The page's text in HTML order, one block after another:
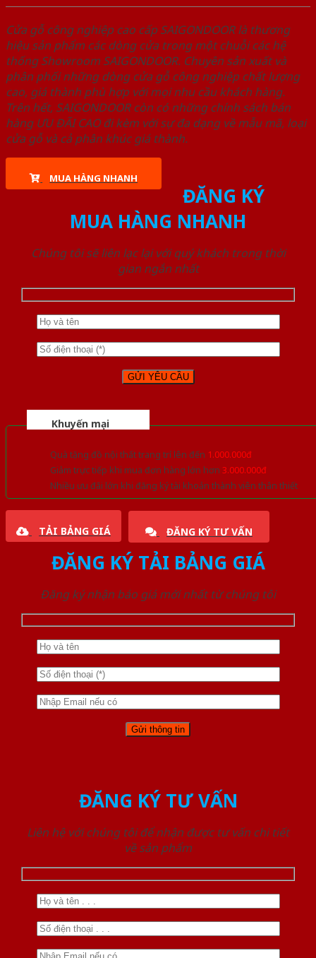
Cửa gỗ công nghiệp cao cấp SAIGONDOOR là thương
hiệu sản phẩm các dòng cửa trong một chuỗi các hệ
thống Showroom SAIGONDOOR. Chuyên sản xuất và
phân phối những dòng cửa gỗ công nghiệp chất lượng
cao, giá thành phù hợp với mọi nhu cầu khách hàng.
Trên hết, SAIGONDOOR còn có những chính sách bán
hàng ƯU ĐÃI CAO đi kèm với sự đa dạng về mẫu mã, loại
cửa gỗ và cả phân khúc giá thành.
MUA HÀNG NHANH
ĐĂNG KÝ
MUA HÀNG NHANH
Chúng tôi sẽ liên lạc lại với quý khách trong thời
gian ngắn nhất
Khuyến mại
Quà tặng đồ nội thất trang trí lên đến 1.000.000đ
Giảm trực tiếp khi mua đơn hàng lớn hơn 3.000.000đ
Nhiều ưu đãi lớn khi đăng ký tài khoản thành viên thân thiết
TẢI BẢNG GIÁ ĐĂNG KÝ TƯ VẤN
ĐĂNG KÝ TẢI BẢNG GIÁ
Đăng ký nhận báo giá mới nhất từ chúng tôi
ĐĂNG KÝ TƯ VẤN
Liên hệ với chúng tôi để nhận được tư vấn chi tiết
về sản phẩm